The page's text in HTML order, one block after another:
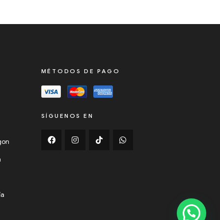
MÉTODOS DE PAGO
SÍGUENOS EN